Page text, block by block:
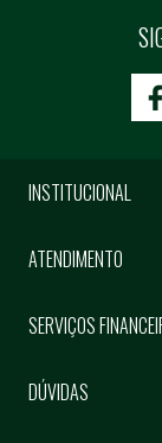
INSTITUCIONAL
ATENDIMENTO
SERVIÇOS
DÚVIDAS